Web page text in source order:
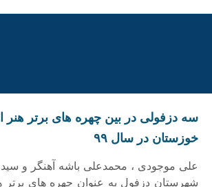
سه دزفولی در بین چهره های برتر هنر
خوزستان در سال ۹۹
علی موجودی ، محمدعلی باشه آهنگر و سید
شهرستان دزفول به عنوان چهره های برتر